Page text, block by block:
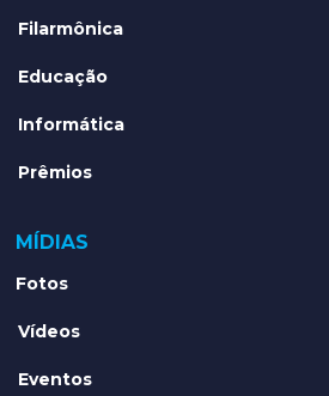
Filarmônica
Educação
Informática
Prêmios
MÍDIAS
Fotos
Vídeos
Eventos